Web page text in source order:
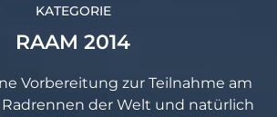
KATEGORIE
RAAM 2014
Vorbereitung zur Teilnahme am
der Welt und natürlich